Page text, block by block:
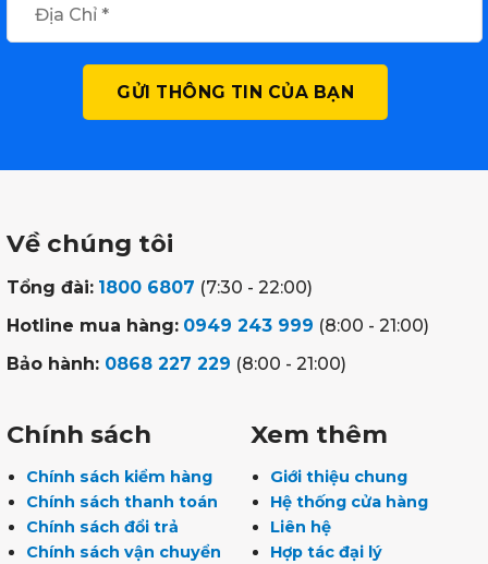
Về chúng tôi
Tổng đài: 1800 6807 (7:30 - 22:00)
Hotline mua hàng: 0949 243 999 (8:00 - 21:00)
Bảo hành: 0868 227 229 (8:00 - 21:00)
Chính sách
Chính sách kiểm hàng
Chính sách thanh toán
Chính sách đổi trả
Chính sách vận chuyển
Xem thêm
Giới thiệu chung
Hệ thống cửa hàng
Liên hệ
Hợp tác đại lý